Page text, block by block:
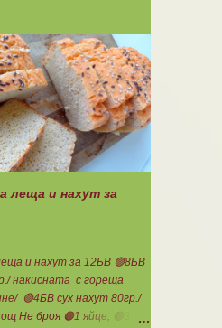
хуск, докато стане
може да се оформя на
още малко, да поеме
ръце се оформят 10
се в добре загрята
за 35-40 мин. Всяка
Нека да ни е
от Петя Чанева
леща и нахут за
и нахут за 12БВ 🟢8БВ
накисната с гореща
🟢4БВ сух нахут 80гр./
Не броя 🟠1 яйце, 🟢3-